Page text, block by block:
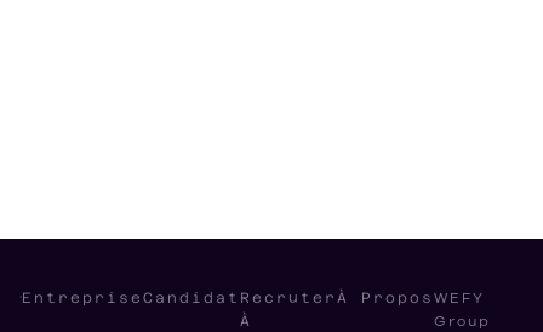
Entreprise Candidat Recruter
À
À Propos WEFY
Group